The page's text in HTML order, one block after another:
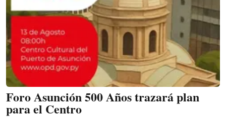
Foro Asunción 500 Años trazará plan
para el Centro